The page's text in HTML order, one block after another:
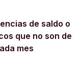
de saldo o
que no son de
mes